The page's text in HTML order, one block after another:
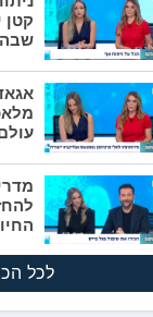
קטן
לכל